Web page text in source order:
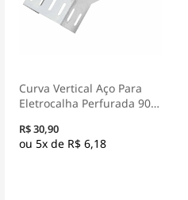
Curva Vertical Aço Para
Eletrocalha Perfurada 90G
Zincado
R$ 30,90
5x de R$ 6,18